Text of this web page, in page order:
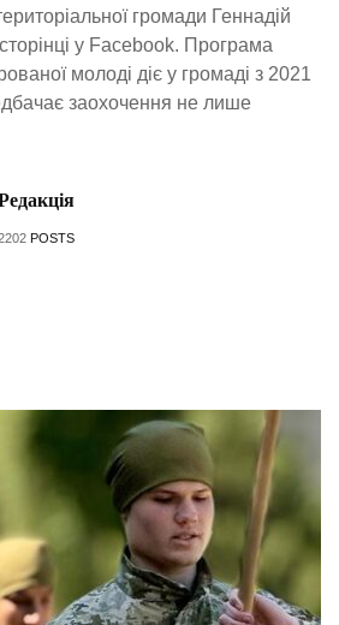
громади Геннадій
у Facebook. Програма
молоді діє у громаді з 2021
заохочення не лише
POSTS